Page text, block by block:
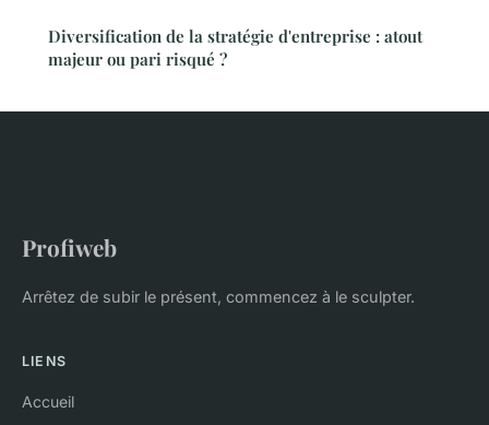
Diversification de la stratégie d'entreprise : atout
majeur ou pari risqué ?
Profiweb
Arrêtez de subir le présent, commencez à le sculpter.
LIENS
Accueil